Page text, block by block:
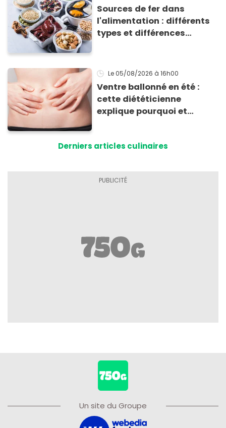
Sources de fer dans
l'alimentation : différents
types et différences
Le 05/08/2026 à 16h00
Ventre ballonné en été :
cette diététicienne
explique pourquoi et
Derniers articles culinaires
Un site du Groupe